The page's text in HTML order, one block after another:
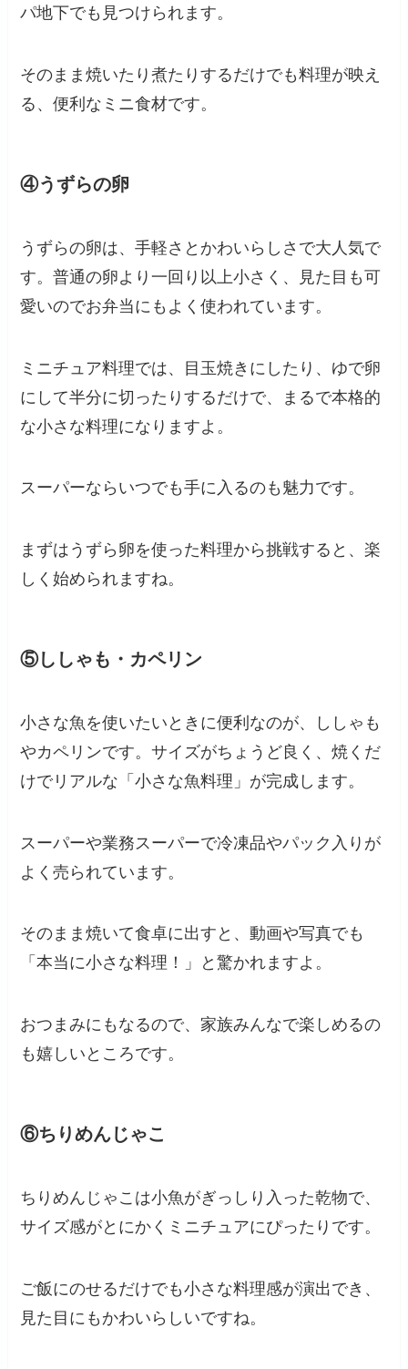
パ地下でも見つけられます。
そのまま焼いたり煮たりするだけでも料理が映え
る、便利なミニ食材です。
④うずらの卵
うずらの卵は、手軽さとかわいらしさで大人気で
す。普通の卵より一回り以上小さく、見た目も可
愛いのでお弁当にもよく使われています。
ミニチュア料理では、目玉焼きにしたり、ゆで卵
にして半分に切ったりするだけで、まるで本格的
な小さな料理になりますよ。
スーパーならいつでも手に入るのも魅力です。
まずはうずら卵を使った料理から挑戦すると、楽
しく始められますね。
⑤ししゃも・カペリン
小さな魚を使いたいときに便利なのが、ししゃも
やカペリンです。サイズがちょうど良く、焼くだ
けでリアルな「小さな魚料理」が完成します。
スーパーや業務スーパーで冷凍品やパック入りが
よく売られています。
そのまま焼いて食卓に出すと、動画や写真でも
「本当に小さな料理！」と驚かれますよ。
おつまみにもなるので、家族みんなで楽しめるの
も嬉しいところです。
⑥ちりめんじゃこ
ちりめんじゃこは小魚がぎっしり入った乾物で、
サイズ感がとにかくミニチュアにぴったりです。
ご飯にのせるだけでも小さな料理感が演出でき、
見た目にもかわいらしいですね。